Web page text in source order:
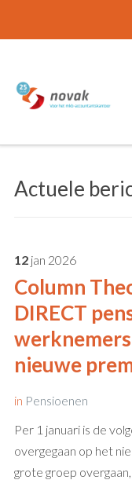
Actuele
12 jan 2026
Column
DIRECT
nieuwe
in Pensioenen
Per 1 januari is de
overgegaan op het
grote groep